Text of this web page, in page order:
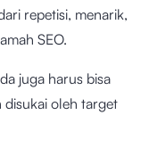
repetisi, menarik,
SEO.
juga harus bisa
disukai oleh target